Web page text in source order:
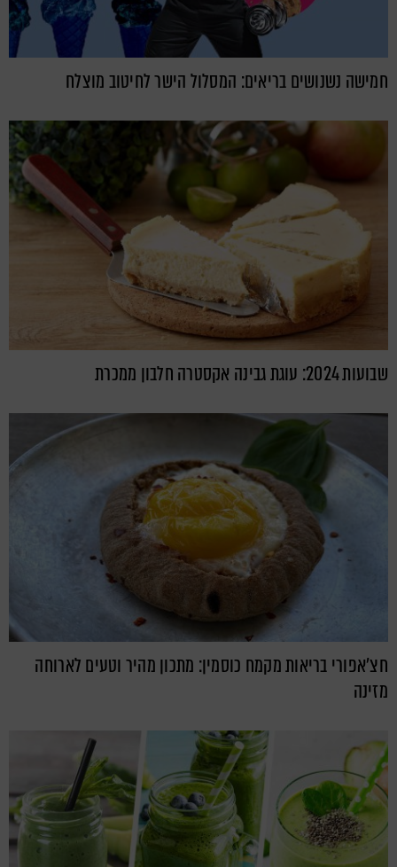
חמישה נשנושים בריאים: המסלול הישר לחיטוב מוצלח
שבועות 2024: עוגת גבינה אקסטרה חלבון ממכרת
חצ'אפורי בריאות מקמח כוסמין: מתכון מהיר וטעים לארוחה
מזינה